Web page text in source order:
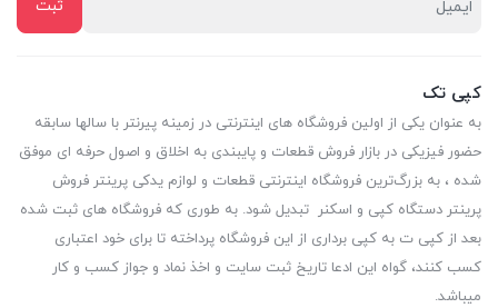
کپی تک
به عنوان یکی از اولین فروشگاه های اینترنتی در زمینه پیرنتر با سالها سابقه
حضور فیزیکی در بازار فروش قطعات و پایبندی به اخلاق و اصول حرفه ای موفق
شده ، به بزرگ‌ترین فروشگاه اینترنتی قطعات و لوازم یدکی پرینتر فروش
پرینتر دستگاه کپی و اسکنر تبدیل شود. به طوری که فروشگاه های ثبت شده
بعد از کپی ت به کپی برداری از این فروشگاه پرداخته تا برای خود اعتباری
کسب کنند، گواه این ادعا تاریخ ثبت سایت و اخذ نماد و جواز کسب و کار
میباشد.